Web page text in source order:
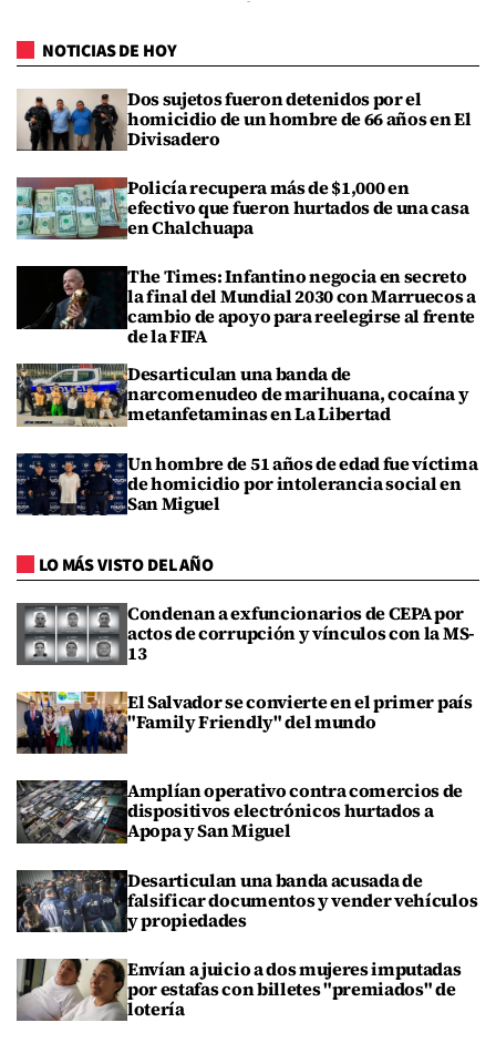
NOTICIAS DE HOY
Dos sujetos fueron detenidos por el
homicidio de un hombre de 66 años en El
Divisadero
Policía recupera más de $1,000 en
efectivo que fueron hurtados de una casa
en Chalchuapa
The Times: Infantino negocia en secreto
la final del Mundial 2030 con Marruecos a
cambio de apoyo para reelegirse al frente
de la FIFA
Desarticulan una banda de
narcomenudeo de marihuana, cocaína y
metanfetaminas en La Libertad
Un hombre de 51 años de edad fue víctima
de homicidio por intolerancia social en
San Miguel
LO MÁS VISTO DEL AÑO
Condenan a exfuncionarios de CEPA por
actos de corrupción y vínculos con la MS-
13
El Salvador se convierte en el primer país
"Family Friendly" del mundo
Amplían operativo contra comercios de
dispositivos electrónicos hurtados a
Apopa y San Miguel
Desarticulan una banda acusada de
falsificar documentos y vender vehículos
y propiedades
Envían a juicio a dos mujeres imputadas
por estafas con billetes "premiados" de
lotería